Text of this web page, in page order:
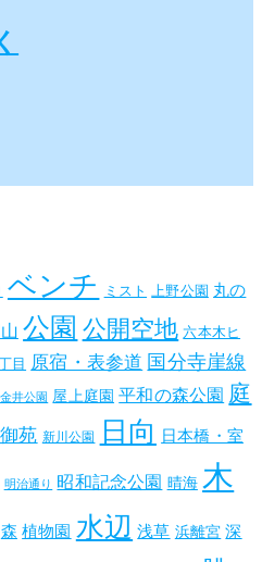
ベンチ ミスト 上野公園 丸の
公園 公開空地 六本木ヒ
目 原宿・表参道 国分寺崖線
井公園 屋上庭園 平和の森公園 庭
苑 新川公園 日向 日本橋・室
明治通り 昭和記念公園 晴海 木
森 植物園 水辺 浅草 浜離宮 深